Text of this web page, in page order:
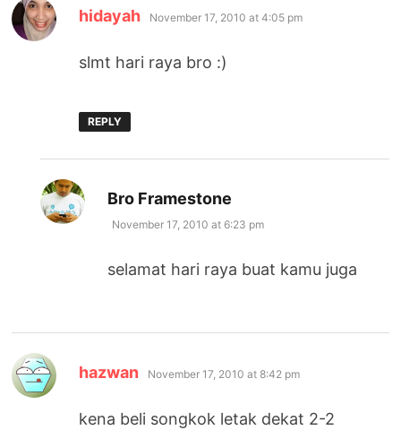
hidayah says:
November 17, 2010 at 4:05 pm
slmt hari raya bro :)
REPLY
Bro Framestone
November 17, 2010 at 6:23 pm
selamat hari raya buat kamu juga
hazwan says:
November 17, 2010 at 8:42 pm
kena beli songkok letak dekat 2-2